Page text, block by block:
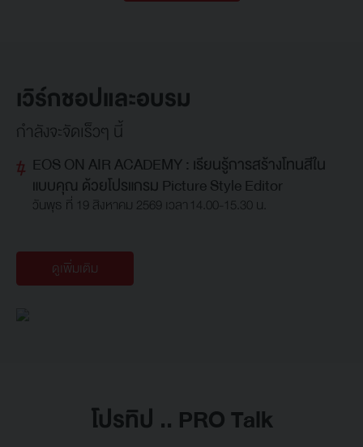
เวิร์กชอปและอบรม
กำลังจะจัดเร็วๆ นี้
EOS ON AIR ACADEMY : เรียนรู้การสร้างโทนสีใน
แบบคุณ ด้วยโปรแกรม Picture Style Editor
วันพุธ ที่ 19 สิงหาคม 2569 เวลา 14.00-15.30 น.
ดูเพิ่มเติม
โปรทิป .. PRO Talk